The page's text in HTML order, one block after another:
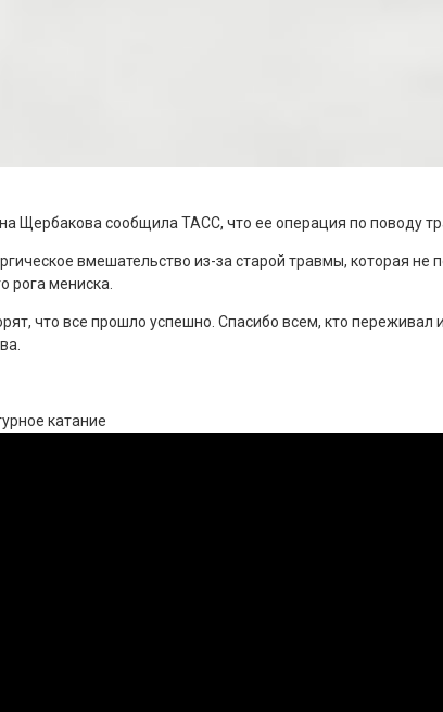
Щербакова сообщила ТАСС, что ее операция по поводу
вмешательство из-за старой травмы, которая
рога мениска.
что все прошло успешно. Спасибо всем, кто
катание